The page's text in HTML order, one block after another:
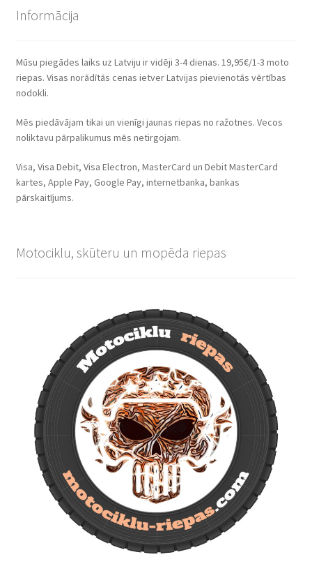
Informācija
Mūsu piegādes laiks uz Latviju ir vidēji 3-4 dienas. 19,95€/1-3 moto
riepas. Visas norādītās cenas ietver Latvijas pievienotās vērtības
nodokli.
Mēs piedāvājam tikai un vienīgi jaunas riepas no ražotnes. Vecos
noliktavu pārpalikumus mēs netirgojam.
Visa, Visa Debit, Visa Electron, MasterCard un Debit MasterCard
kartes, Apple Pay, Google Pay, internetbanka, bankas
pārskaitījums.
Motociklu, skūteru un mopēda riepas